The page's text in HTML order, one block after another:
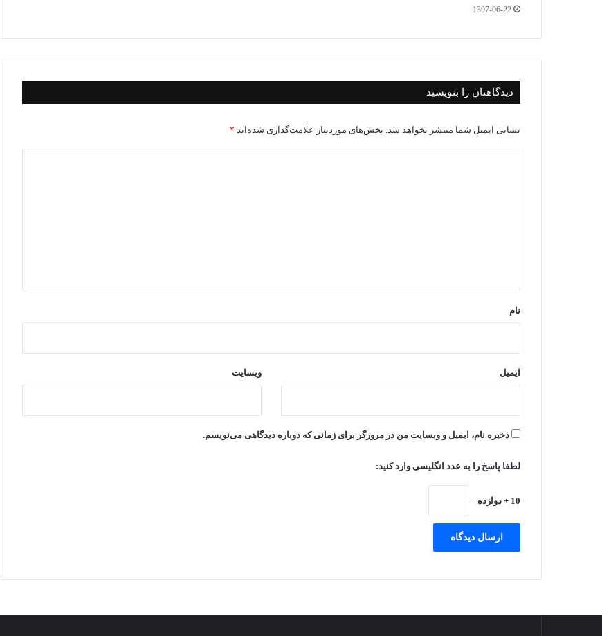
1397-06-22
دیدگاهتان را بنویسید
نشانی ایمیل شما منتشر نخواهد شد. بخش‌های موردنیاز علامت‌گذاری شده‌اند *
نام
ایمیل وبسایت
ذخیره نام، ایمیل و وبسایت من در مرورگر برای زمانی که دوباره دیدگاهی می‌نویسم.
لطفا پاسخ را به عدد انگلیسی وارد کنید:
10 + دوازده =